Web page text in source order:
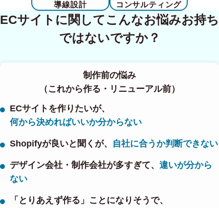
導線設計
コンサルティング
ECサイトに関してこんなお悩みお持ち
ではないですか？
制作前の悩み
（これから作る・リニューアル前）
ECサイトを作りたいが、
何から決めればいいか分からない
Shopifyが良いと聞くが、 自社に合うか判断できない
デザイン会社・制作会社が多すぎて、 違いが分から
ない
「とりあえず作る」ことになりそうで、